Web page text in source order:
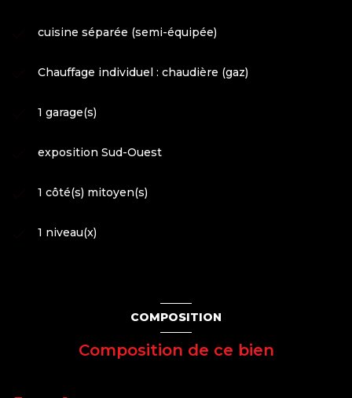
cuisine séparée (semi-équipée)
Chauffage individuel : chaudière (gaz)
1 garage(s)
exposition Sud-Ouest
1 côté(s) mitoyen(s)
1 niveau(x)
COMPOSITION
Composition de ce bien